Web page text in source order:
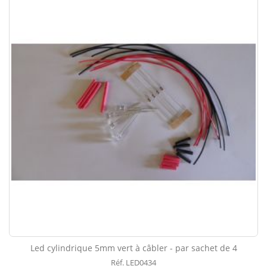
Led cylindrique 5mm vert à câbler - par sachet de 4
Réf. LED0434